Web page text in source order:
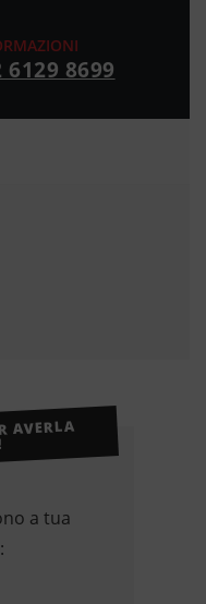
6129 8699
AVERLA
a tua